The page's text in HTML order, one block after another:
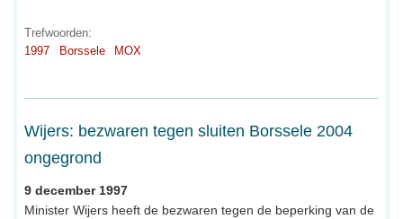
Trefwoorden:
1997
Borssele MOX
Wijers: bezwaren tegen sluiten Borssele 2004
ongegrond
9 december 1997
Minister Wijers heeft de bezwaren tegen de beperking van de